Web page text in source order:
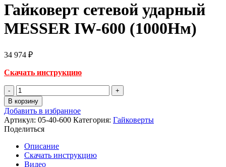
Гайковерт сетевой ударный
MESSER IW-600 (1000Нм)
34 974 ₽
Скачать инструкцию
Количество
товара
Гайковерт
сетевой
ударный
MESSER
IW-
600
(1000Нм)
В корзину
Добавить в избранное
Артикул: 05-40-600 Категория: Гайковерты
Поделиться
Описание
Скачать инструкцию
Видео